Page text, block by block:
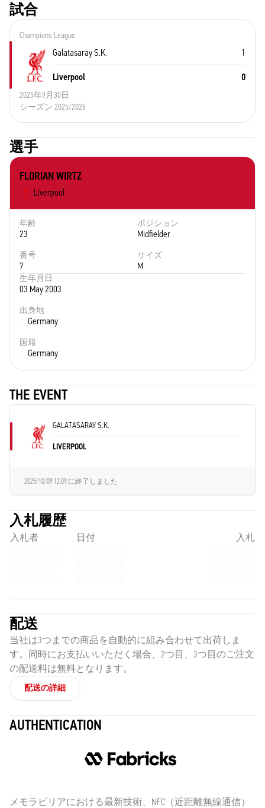
試合
Champions League
Galatasaray S.K. 1
Liverpool 0
2025年9月30日
シーズン 2025/2026
選手
FLORIAN WIRTZ
Liverpool
年齢
23
ポジション
Midfielder
番号
7
サイズ
M
生年月日
03 May 2003
出身地
Germany
国籍
Germany
THE EVENT
GALATASARAY S.K.
LIVERPOOL
2025/10/09 12:09 に終了しました
入札履歴
入札者 日付 入札
配送
当社は3つまでの商品を自動的に組み合わせて出荷しま
す。同時にお支払いいただく場合、2つ目、3つ目のご注文
の配送料は無料となります。
配送の詳細
AUTHENTICATION
メモラビリアにおける最新技術、NFC（近距離無線通信）